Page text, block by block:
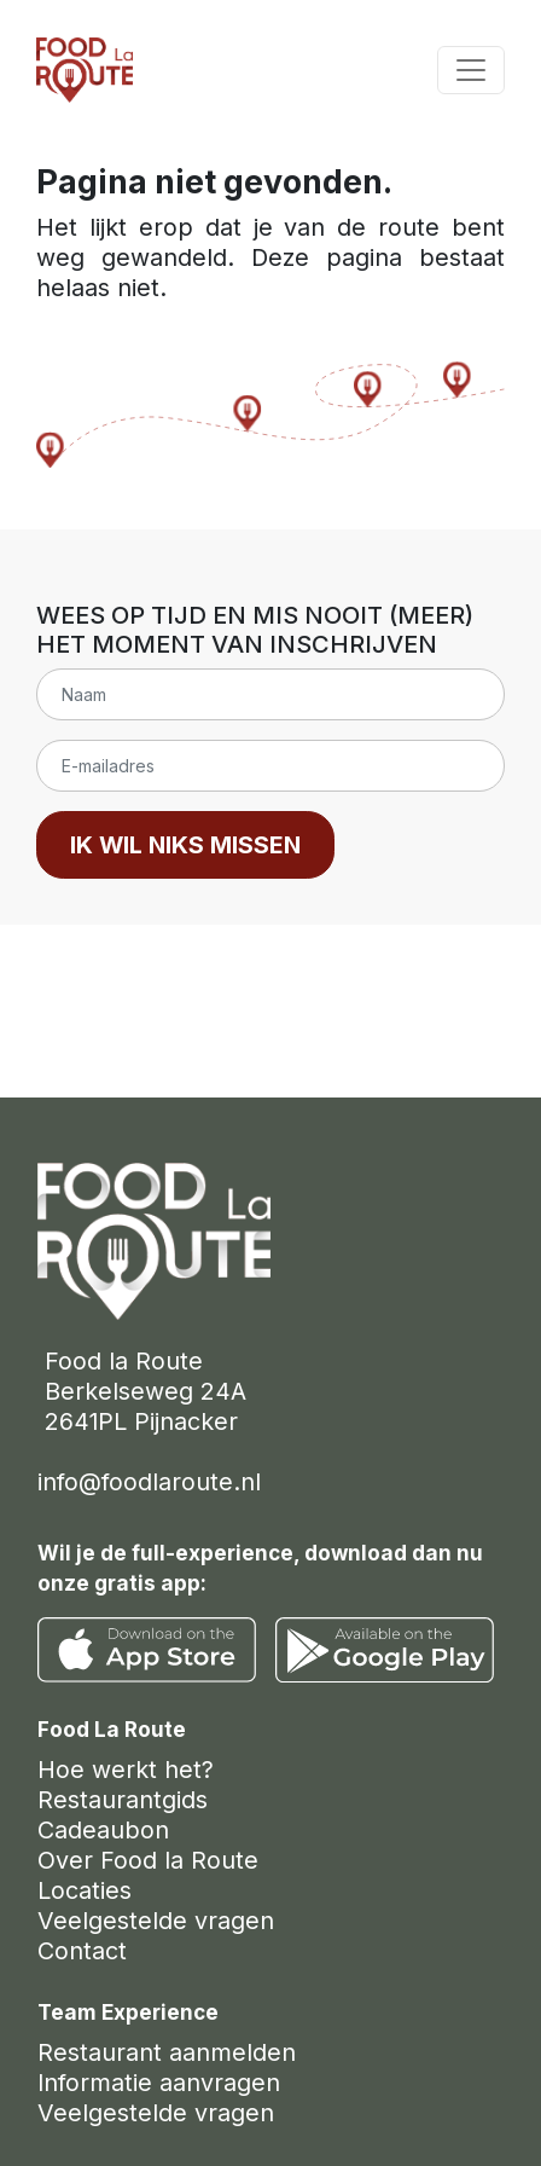
Pagina niet gevonden.
Het lijkt erop dat je van de route bent
weg gewandeld. Deze pagina bestaat
helaas niet.
WEES OP TIJD EN MIS NOOIT (MEER)
HET MOMENT VAN INSCHRIJVEN
IK WIL NIKS MISSEN
Food la Route
Berkelseweg 24A
2641PL Pijnacker
info@foodlaroute.nl
Wil je de full-experience, download dan nu
onze gratis app:
Food La Route
Hoe werkt het?
Restaurantgids
Cadeaubon
Over Food la Route
Locaties
Veelgestelde vragen
Contact
Team Experience
Restaurant aanmelden
Informatie aanvragen
Veelgestelde vragen